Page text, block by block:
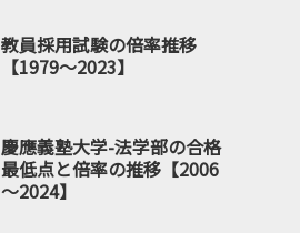
教員採用試験の倍率推移
【1979～2023】
慶應義塾大学-法学部の合格
最低点と倍率の推移【2006
～2024】